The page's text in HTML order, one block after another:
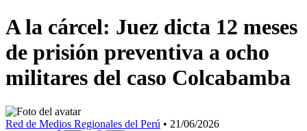
A la cárcel: Juez dicta 12 meses
de prisión preventiva a ocho
militares del caso Colcabamba
Red de Medios Regionales del Perú • 21/06/2026